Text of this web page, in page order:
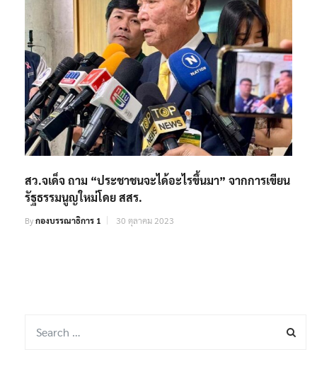
สว.จเด็จ ถาม “ประชาชนจะได้อะไรขึ้นมา” จากการเขียน
รัฐธรรมนูญใหม่โดย สสร.
Byกองบรรณาธิการ 1 30 ตุลาคม 2023